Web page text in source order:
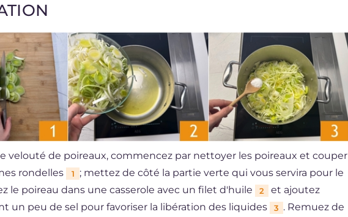
velouté de poireaux, commencez par nettoyer les poireaux et couper
rondelles
1
; mettez de côté la partie verte qui vous servira pour le
le poireau dans une casserole avec un filet d'huile
2
et ajoutez
un peu de sel pour favoriser la libération des liquides
3 . Remuez de